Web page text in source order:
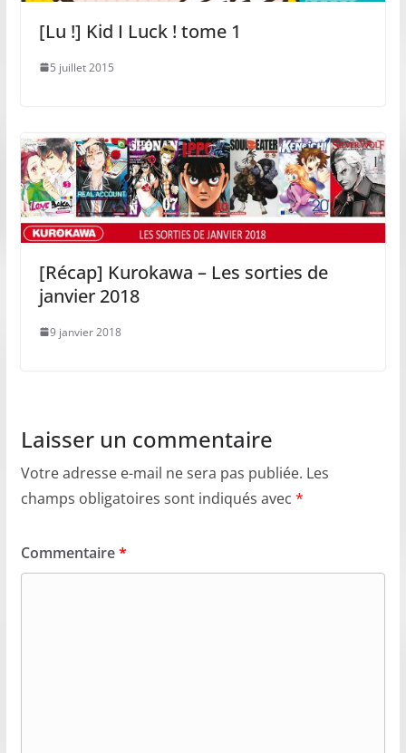
[Lu !] Kid I Luck ! tome 1
5 juillet 2015
[Récap] Kurokawa – Les sorties de
janvier 2018
9 janvier 2018
Laisser un commentaire
Votre adresse e-mail ne sera pas publiée. Les
champs obligatoires sont indiqués avec *
Commentaire*